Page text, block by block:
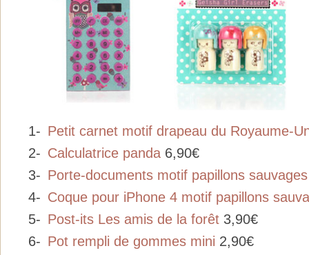
1- Petit carnet motif drapeau du Royaume-
2- Calculatrice panda 6,90€
3- Porte-documents motif papillons sauvages
4- Coque pour iPhone 4 motif papillons
5- Post-its Les amis de la forêt 3,90€
6- Pot rempli de gommes mini 2,90€